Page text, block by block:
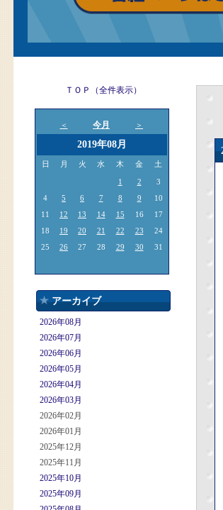
ＴＯＰ（全件表示）
＜ 今月 ＞
2019年08月
日 月 火 水 木 金 土
1 2
3
4
5 6 7 8 9
10
11
12 13 14 15 16
17
18
19 20 21 22 23
24
25
26 27 28 29 30 31
アーカイブ
2026年08月
2026年07月
2026年06月
2026年05月
2026年04月
2026年03月
2026年02月
2026年01月
2025年12月
2025年11月
2025年10月
2025年09月